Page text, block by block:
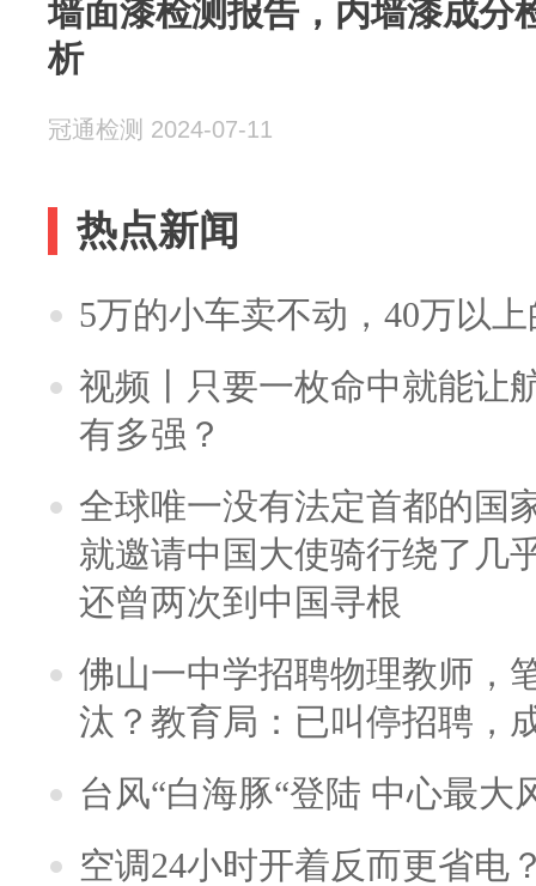
墙面漆检测报告，内墙漆成分
析
冠通检测 2024-07-11
热点新闻
5万的小车卖不动，40万以
视频丨只要一枚命中就能让
有多强？
全球唯一没有法定首都的国
就邀请中国大使骑行绕了几
还曾两次到中国寻根
佛山一中学招聘物理教师，
汰？教育局：已叫停招聘，
台风“白海豚“登陆 中心最大
空调24小时开着反而更省电